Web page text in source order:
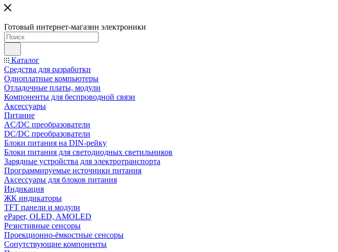
Готовый интернет-магазин электроники
Каталог
Средства для разработки
Одноплатные компьютеры
Отладочные платы, модули
Компоненты для беспроводной связи
Аксессуары
Питание
AC/DC преобразователи
DC/DC преобразователи
Блоки питания на DIN-рейку
Блоки питания для светодиодных светильников
Зарядные устройства для электротранспорта
Программируемые источники питания
Аксессуары для блоков питания
Индикация
ЖК индикаторы
TFT панели и модули
ePaper, OLED, AMOLED
Резистивные сенсоры
Проекционно-ёмкостные сенсоры
Сопутствующие компоненты